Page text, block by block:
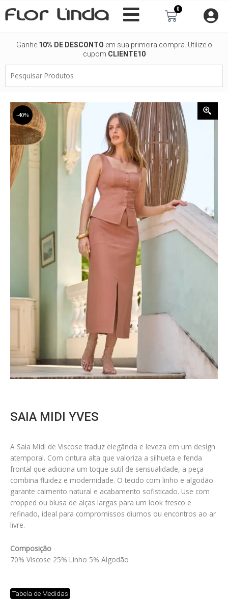
para
0
Carrinho
Ganhe 10% DE DESCONTO em sua primeira compra. Utilize o
cupom CLIENTE10
Produtos
-40%
SAIA MIDI YVES
A Saia Midi de Viscose traduz elegância e leveza em um design
atemporal. Com cintura alta que valoriza a silhueta e fenda
frontal que adiciona um toque sutil de sensualidade, a peça
combina fluidez e modernidade. O tecido com linho e algodão
garante caimento natural e acabamento sofisticado. Use com
cropped ou blusa de alças largas para um look fresco e
refinado, ideal para compromissos diurnos ou encontros ao ar
livre.
Composição
70% Viscose 25% Linho 5% Algodão
Tabela de Medidas